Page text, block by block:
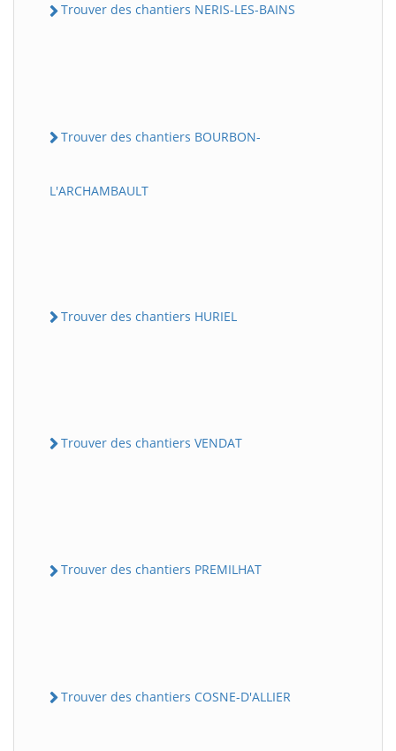
Trouver des chantiers NERIS-LES-BAINS
Trouver des chantiers BOURBON-
L'ARCHAMBAULT
Trouver des chantiers HURIEL
Trouver des chantiers VENDAT
Trouver des chantiers PREMILHAT
Trouver des chantiers COSNE-D'ALLIER